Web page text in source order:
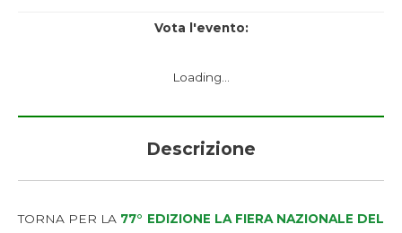
Vota l'evento:
Loading...
Descrizione
TORNA PER LA 77° EDIZIONE LA FIERA NAZIONALE DEL